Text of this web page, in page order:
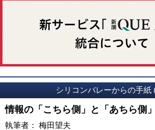
シリコンバレーからの手紙
情報の「こちら側」と「あちら側
執筆者： 梅田望夫